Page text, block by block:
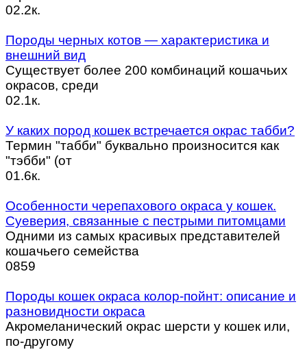
02.2к.
Породы черных котов — характеристика и
внешний вид
Существует более 200 комбинаций кошачьих
окрасов, среди
02.1к.
У каких пород кошек встречается окрас табби?
Термин "табби" буквально произносится как
"тэбби" (от
01.6к.
Особенности черепахового окраса у кошек.
Суеверия, связанные с пестрыми питомцами
Одними из самых красивых представителей
кошачьего семейства
0859
Породы кошек окраса колор-пойнт: описание и
разновидности окраса
Акромеланический окрас шерсти у кошек или,
по-другому